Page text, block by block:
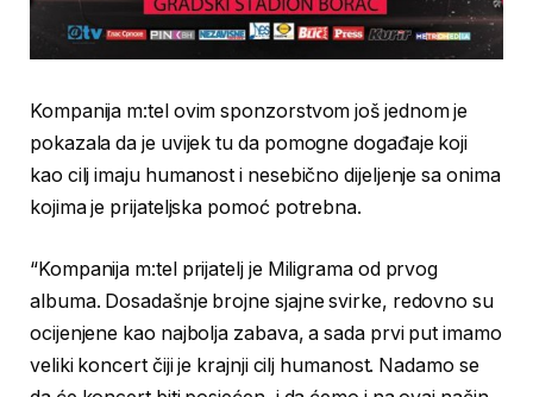
Kompanija m:tel ovim sponzorstvom još jednom je
pokazala da je uvijek tu da pomogne događaje koji
kao cilj imaju humanost i nesebično dijeljenje sa onima
kojima je prijateljska pomoć potrebna.
“Kompanija m:tel prijatelj je Miligrama od prvog
albuma. Dosadašnje brojne sjajne svirke, redovno su
ocijenjene kao najbolja zabava, a sada prvi put imamo
veliki koncert čiji je krajnji cilj humanost. Nadamo se